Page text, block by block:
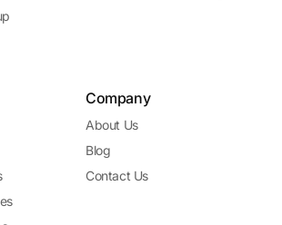
Company
About Us
Blog
Contact Us